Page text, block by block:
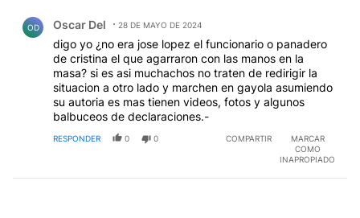
OD Oscar Del 28 DE MAYO DE 2024
digo yo ¿no era jose lopez el funcionario o panadero
de cristina el que agarraron con las manos en la
masa? si es asi muchachos no traten de redirigir la
situacion a otro lado y marchen en gayola asumiendo
su autoria es mas tienen videos, fotos y algunos
balbuceos de declaraciones.-
RESPONDER 0 0 COMPARTIR
MARCAR
COMO
INAPROPIADO